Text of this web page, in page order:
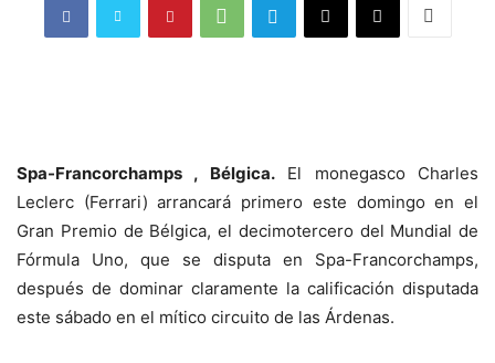
Spa-Francorchamps , Bélgica.El monegasco Charles
Leclerc (Ferrari) arrancará primero este domingo en el
Gran Premio de Bélgica, el decimotercero del Mundial de
Fórmula Uno, que se disputa en Spa-Francorchamps,
después de dominar claramente la calificación disputada
este sábado en el mítico circuito de las Árdenas.